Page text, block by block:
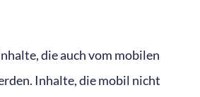
die auch vom mobilen
Inhalte, die mobil nicht